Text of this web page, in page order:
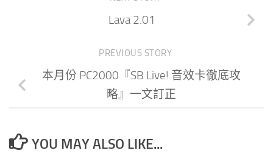
Lava 2.01
PREVIOUS STORY
本月份 PC2000『SB Live! 音效卡徹底攻
略』一文訂正
YOU MAY ALSO LIKE...